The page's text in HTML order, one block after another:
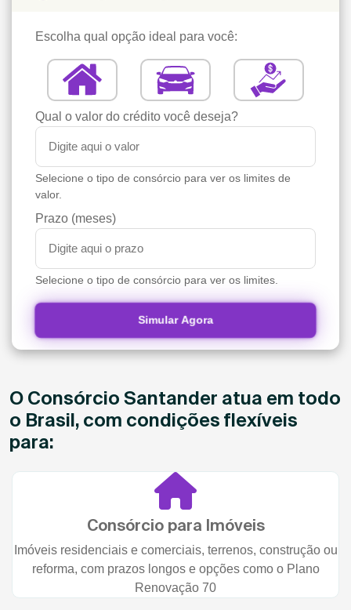
Escolha qual opção ideal para você:
Qual o valor do crédito você deseja?
Selecione o tipo de consórcio para ver os limites de
valor.
Prazo (meses)
Selecione o tipo de consórcio para ver os limites.
Simular Agora
O Consórcio Santander atua em todo
o Brasil, com condições flexíveis
para:
Consórcio para Imóveis
Imóveis residenciais e comerciais, terrenos, construção ou
reforma, com prazos longos e opções como o Plano
Renovação 70